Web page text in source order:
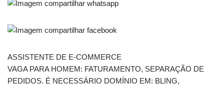
ASSISTENTE DE E-COMMERCE
VAGA PARA HOMEM: FATURAMENTO, SEPARAÇÃO DE
PEDIDOS. É NECESSÁRIO DOMÍNIO EM: BLING,